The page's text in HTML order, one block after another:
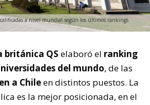
a nivel mundial según los últimos rankings
británica QS elaboró el ranking
del mundo, de las
a Chileen distintos puestos. La
es la mejor posicionada, en el